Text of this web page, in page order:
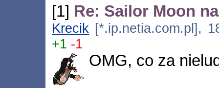
[1] Re: Sailor Moon
Krecik [*.ip.netia.com.pl],
+1 -1
OMG, co za